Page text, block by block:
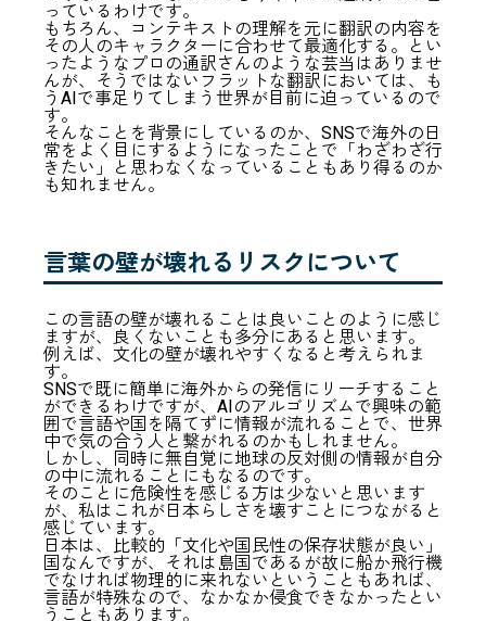
っているわけです。
もちろん、コンテキストの理解を元に翻訳の内容を
その人のキャラクターに合わせて最適化する。とい
ったようなプロの通訳さんのような芸当はありませ
んが、そうではないフラットな翻訳においては、も
うAIで事足りてしまう世界が目前に迫っているので
す。
そんなことを背景にしているのか、SNSで海外の日
常をよく目にするようになったことで「わざわざ行
きたい」と思わなくなっていることもあり得るのか
も知れません。
言葉の壁が壊れるリスクについて
この言語の壁が壊れることは良いことのように感じ
ますが、良くないことも多分にあると思います。
例えば、文化の壁が壊れやすくなると考えられま
す。
SNSで既に簡単に海外からの発信にリーチすること
ができるわけですが、AIのアルゴリズムで興味の範
囲で言語や国を隔てずに情報が流れることで、世界
中で気の合う人と繋がれるのかもしれません。
しかし、同時に無自覚に地球の反対側の情報が自分
の中に流れることにもなるのです。
そのことに危険性を感じる方は少ないと思います
が、私はこれが日本らしさを壊すことにつながると
感じています。
日本は、比較的「文化や国民性の保存状態が良い」
国なんですが、それは島国であるが故に船か飛行機
でなければ物理的に来れないということもあれば、
言語が特殊なので、なかなか侵食できなかったとい
うこともあります。